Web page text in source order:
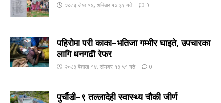
२०८३ जेष्ठ १६, शनिबार १०:३९ गते 0
पहिरोमा परी काका–भतिजा गम्भीर घाइते, उपचारका
लागि धनगढी रेफर
२०८३ बैशाख १४, सोमबार १३:५१ गते 0
पुर्चौडी–९ तल्लादेही स्वास्थ्य चौकी जीर्ण